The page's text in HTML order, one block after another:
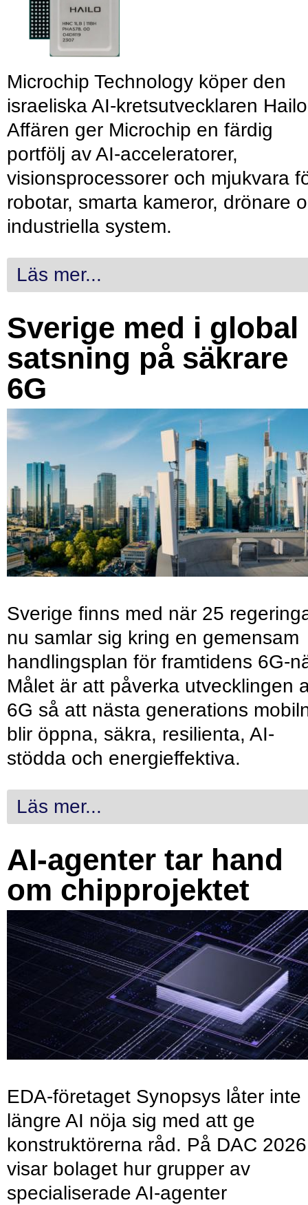
Microchip Technology köper den
israeliska AI-kretsutvecklaren
Affären ger Microchip en färdig
portfölj av AI-acceleratorer,
visionsprocessorer och mjukvara
robotar, smarta kameror, drönare
industriella system.
Läs mer...
Sverige med i global
satsning på säkrare
6G
Sverige finns med när 25
nu samlar sig kring en gemensam
handlingsplan för framtidens 6G-
Målet är att påverka utvecklingen
6G så att nästa generations
blir öppna, säkra, resilienta, AI-
stödda och energieffektiva.
Läs mer...
AI-agenter tar hand
om chipprojektet
EDA-företaget Synopsys låter inte
längre AI nöja sig med att ge
konstruktörerna råd. På DAC 2026
visar bolaget hur grupper av
specialiserade AI-agenter